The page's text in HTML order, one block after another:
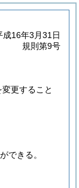
成16年3月31日
規則第9号
更すること
できる。